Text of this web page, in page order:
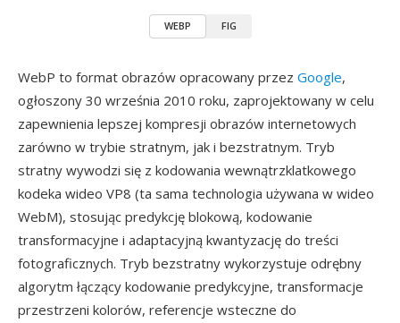
WEBP FIG
WebP to format obrazów opracowany przez Google,
ogłoszony 30 września 2010 roku, zaprojektowany w celu
zapewnienia lepszej kompresji obrazów internetowych
zarówno w trybie stratnym, jak i bezstratnym. Tryb
stratny wywodzi się z kodowania wewnątrzklatkowego
kodeka wideo VP8 (ta sama technologia używana w wideo
WebM), stosując predykcję blokową, kodowanie
transformacyjne i adaptacyjną kwantyzację do treści
fotograficznych. Tryb bezstratny wykorzystuje odrębny
algorytm łączący kodowanie predykcyjne, transformacje
przestrzeni kolorów, referencje wsteczne do